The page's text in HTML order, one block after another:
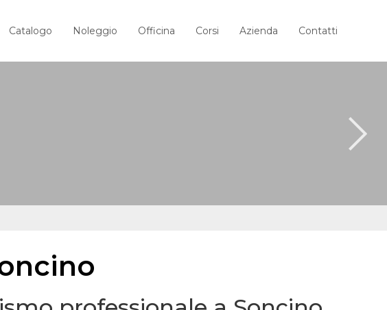
Catalogo Noleggio Officina Corsi Azienda Contatti